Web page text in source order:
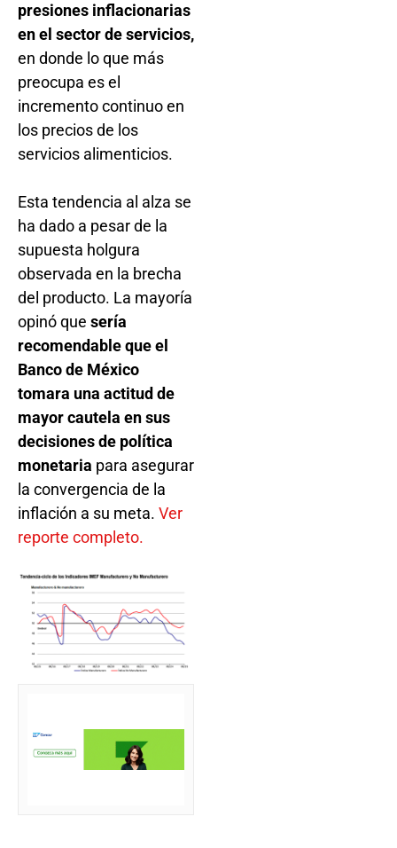
presiones inflacionarias
en el sector de servicios,
en donde lo que más
preocupa es el
incremento continuo en
los precios de los
servicios alimenticios.
Esta tendencia al alza se
ha dado a pesar de la
supuesta holgura
observada en la brecha
del producto. La mayoría
opinó que sería
recomendable que el
Banco de México
tomara una actitud de
mayor cautela en sus
decisiones de política
monetaria para asegurar
la convergencia de la
inflación a su meta. Ver
reporte completo.